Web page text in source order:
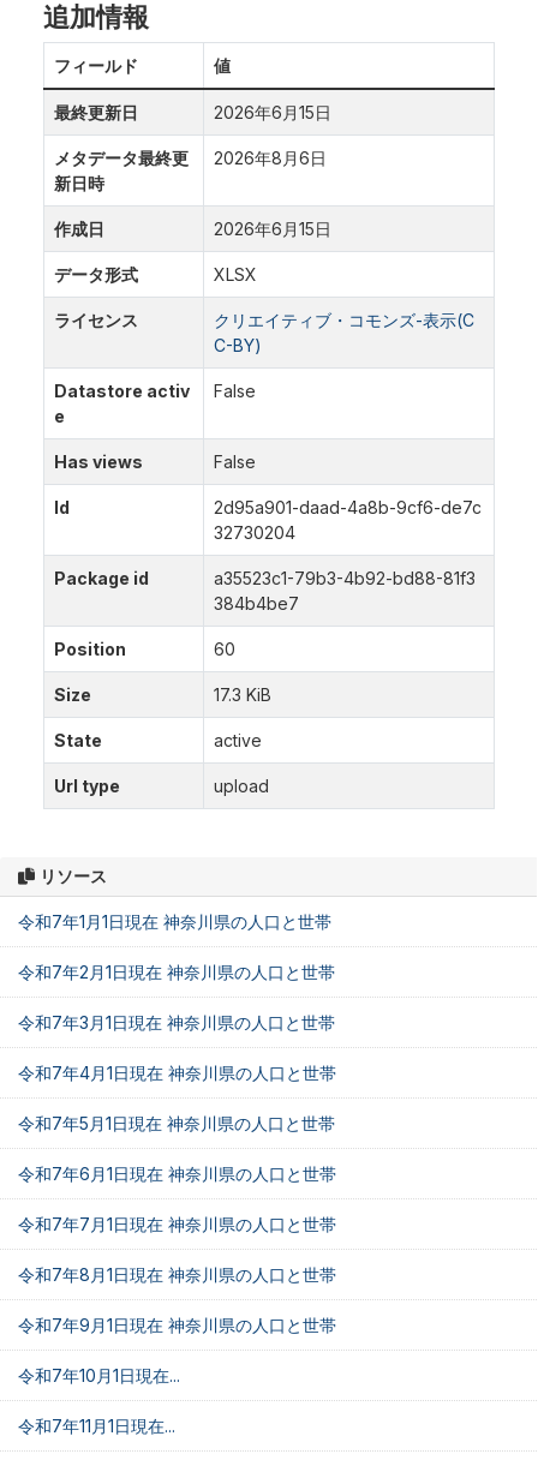
リソース
令和7年1月1日現在 神奈川県の人口と世帯
令和7年2月1日現在 神奈川県の人口と世帯
令和7年3月1日現在 神奈川県の人口と世帯
令和7年4月1日現在 神奈川県の人口と世帯
令和7年5月1日現在 神奈川県の人口と世帯
令和7年6月1日現在 神奈川県の人口と世帯
令和7年7月1日現在 神奈川県の人口と世帯
令和7年8月1日現在 神奈川県の人口と世帯
令和7年9月1日現在 神奈川県の人口と世帯
令和7年10月1日現在...
令和7年11月1日現在...
追加情報
フィールド 値
最終更新日 2026年6月15日
メタデータ最終更
新日時
2026年8月6日
作成日 2026年6月15日
データ形式 XLSX
ライセンス
クリエイティブ・コモンズ-表示(C
C-BY)
Datastore activ
e
False
Has views False
Id
2d95a901-daad-4a8b-9cf6-de7c
32730204
Package id
a35523c1-79b3-4b92-bd88-81f3
384b4be7
Position 60
Size 17.3 KiB
State active
Url type upload